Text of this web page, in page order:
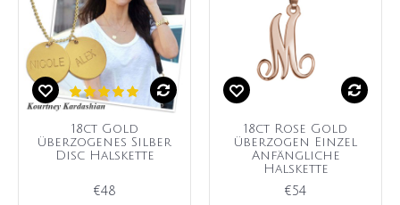
18ct Gold
überzogenes Silber
Disc Halskette
€48
18ct Rose Gold
überzogen Einzel
Anfängliche
Halskette
€54